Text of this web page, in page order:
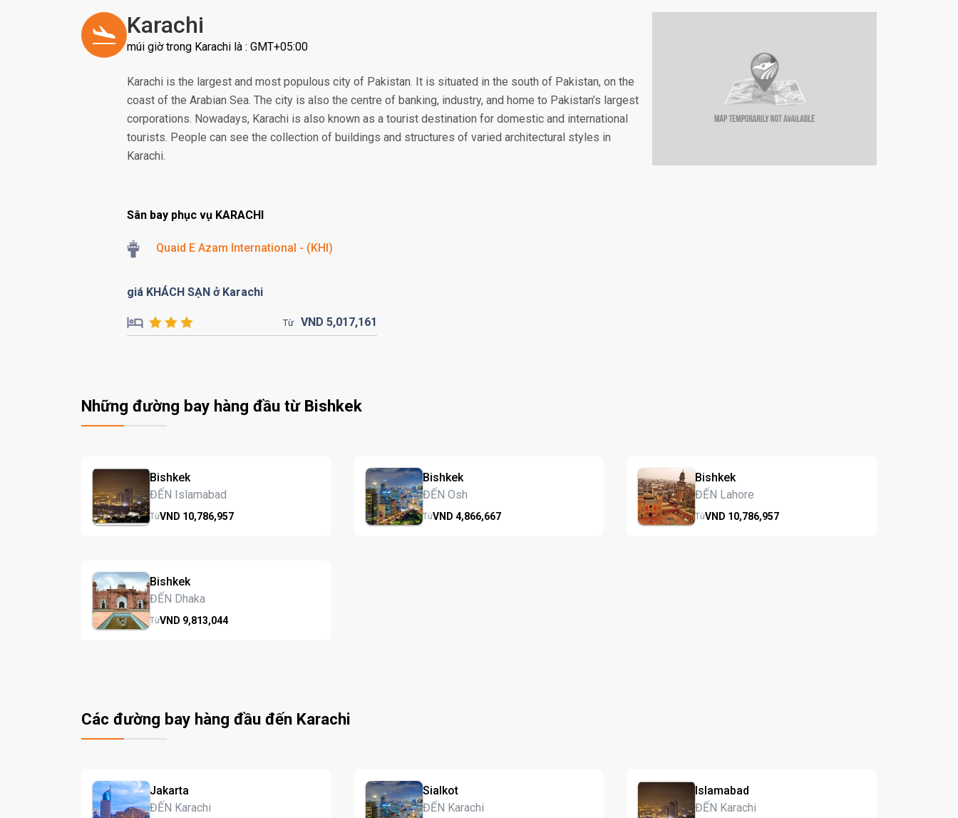
Karachi
múi giờ trong Karachi là : GMT+05:00
Karachi is the largest and most populous city of Pakistan. It is situated in the south of Pakistan, on the
coast of the Arabian Sea. The city is also the centre of banking, industry, and home to Pakistan’s largest
corporations. Nowadays, Karachi is also known as a tourist destination for domestic and international
tourists. People can see the collection of buildings and structures of varied architectural styles in
Karachi.
Sân bay phục vụ KARACHI
Quaid E Azam International - (KHI)
giá KHÁCH SẠN ở Karachi
Từ VND5,017,161
Những đường bay hàng đầu từ Bishkek
Bishkek
ĐẾN Islamabad
TừVND 10,786,957
Bishkek
ĐẾN Osh
TừVND 4,866,667
Bishkek
ĐẾN Lahore
TừVND 10,786,957
Bishkek
ĐẾN Dhaka
TừVND 9,813,044
Các đường bay hàng đầu đến Karachi
Jakarta
ĐẾN Karachi
Sialkot
ĐẾN Karachi
Islamabad
ĐẾN Karachi